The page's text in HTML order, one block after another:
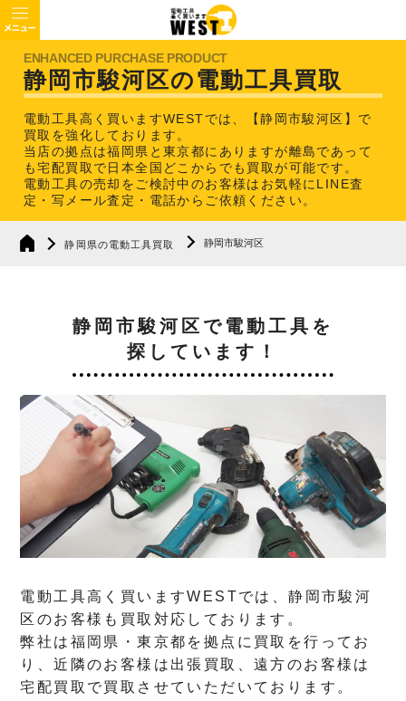
静岡市駿河区の電動工具買取
電動工具高く買いますWESTでは、【静岡市駿河区】で
買取を強化しております。
当店の拠点は福岡県と東京都にありますが離島であって
も宅配買取で日本全国どこからでも買取が可能です。
電動工具の売却をご検討中のお客様はお気軽にLINE査
定・写メール査定・電話からご依頼ください。
静岡県の電動工具買取 静岡市駿河区
静岡市駿河区で電動工具を
探しています！
電動工具高く買いますWESTでは、静岡市駿河
区のお客様も買取対応しております。
弊社は福岡県・東京都を拠点に買取を行ってお
り、近隣のお客様は出張買取、遠方のお客様は
宅配買取で買取させていただいております。